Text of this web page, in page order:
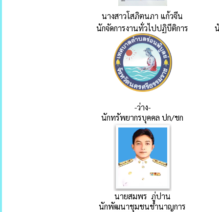
นางสาวโสภิตนภา แก้วจีน
นักจัดการงานทั่วไปปฏิบีติการ
-ว่าง-
นักทรัพยากรบุคคล ปก/ชก
นายสมพร ภู่ปาน
นักพัฒนาชุมชนชำนาญการ